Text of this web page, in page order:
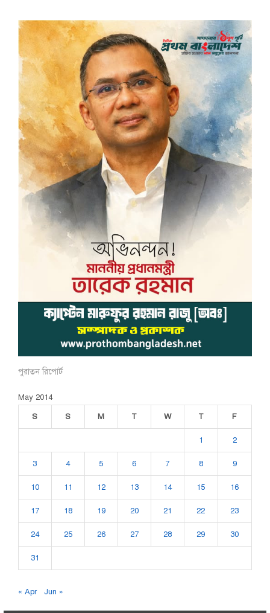
পুরাতন রিপোর্ট
May 2014
S
S M T W T F
1 2
3 4 5 6 7 8 9
10 11 12 13 14 15 16
17 18 19 20 21 22 23
24 25 26 27 28 29 30
31
« Apr Jun »